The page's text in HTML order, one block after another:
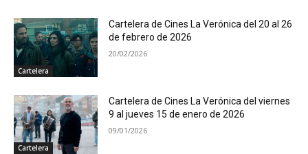
Cartelera
Cartelera de Cines La Verónica del 20 al 26
de febrero de 2026
20/02/2026
Cartelera
Cartelera de Cines La Verónica del viernes
9 al jueves 15 de enero de 2026
09/01/2026